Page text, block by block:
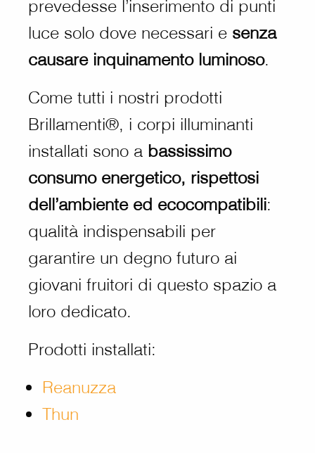
prevedesse l’inserimento di punti
luce solo dove necessari e senza
causare inquinamento luminoso.
Come tutti i nostri prodotti
Brillamenti®, i corpi illuminanti
installati sono a bassissimo
consumo energetico, rispettosi
dell’ambiente ed ecocompatibili:
qualità indispensabili per
garantire un degno futuro ai
giovani fruitori di questo spazio a
loro dedicato.
Prodotti installati:
Reanuzza
Thun